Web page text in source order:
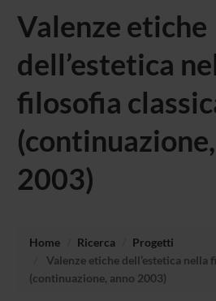
Valenze etiche
dell’estetica
filosofia
2003)
Home Ricerca
Progetti
Valenze etiche dell’estetica nella
(continuazione, anno 2003)